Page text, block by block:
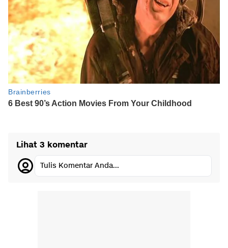
Lihat 3 komentar
Tulis Komentar Anda...